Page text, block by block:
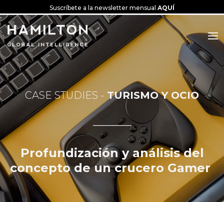
Suscríbete a la newsletter mensual AQUÍ
TURISMO Y OCIO
___________
Profundización y análisis del
concepto de un crucero Gamer